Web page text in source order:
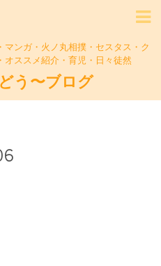
ンガ・火ノ丸相撲・セスタス・ク
オススメ紹介・育児・日々徒然
う〜ブログ